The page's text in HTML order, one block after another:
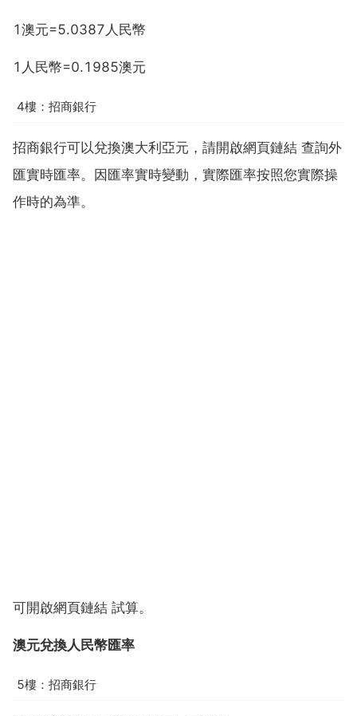
1澳元=5.0387人民幣
1人民幣=0.1985澳元
4樓：招商銀行
招商銀行可以兌換澳大利亞元，請開啟網頁鏈結 查詢外
匯實時匯率。因匯率實時變動，實際匯率按照您實際操
作時的為準。
可開啟網頁鏈結 試算。
澳元兌換人民幣匯率
5樓：招商銀行